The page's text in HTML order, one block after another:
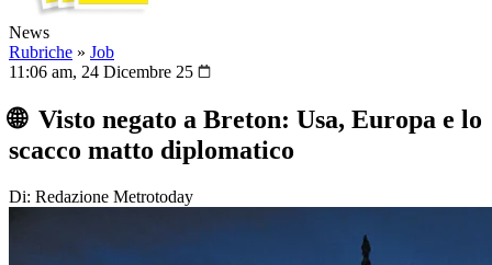
News
Rubriche » Job
11:06 am, 24 Dicembre 25
🌐 Visto negato a Breton: Usa, Europa e lo
scacco matto diplomatico
Di: Redazione Metrotoday